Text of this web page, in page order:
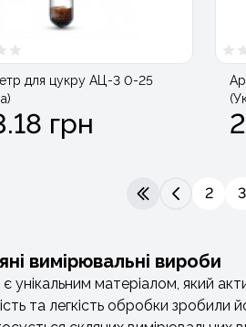
для цукру АЦ-3 0-25
грн
|< <
2 3
вимірювальні вироби
унікальним матеріалом, який
та легкість обробки